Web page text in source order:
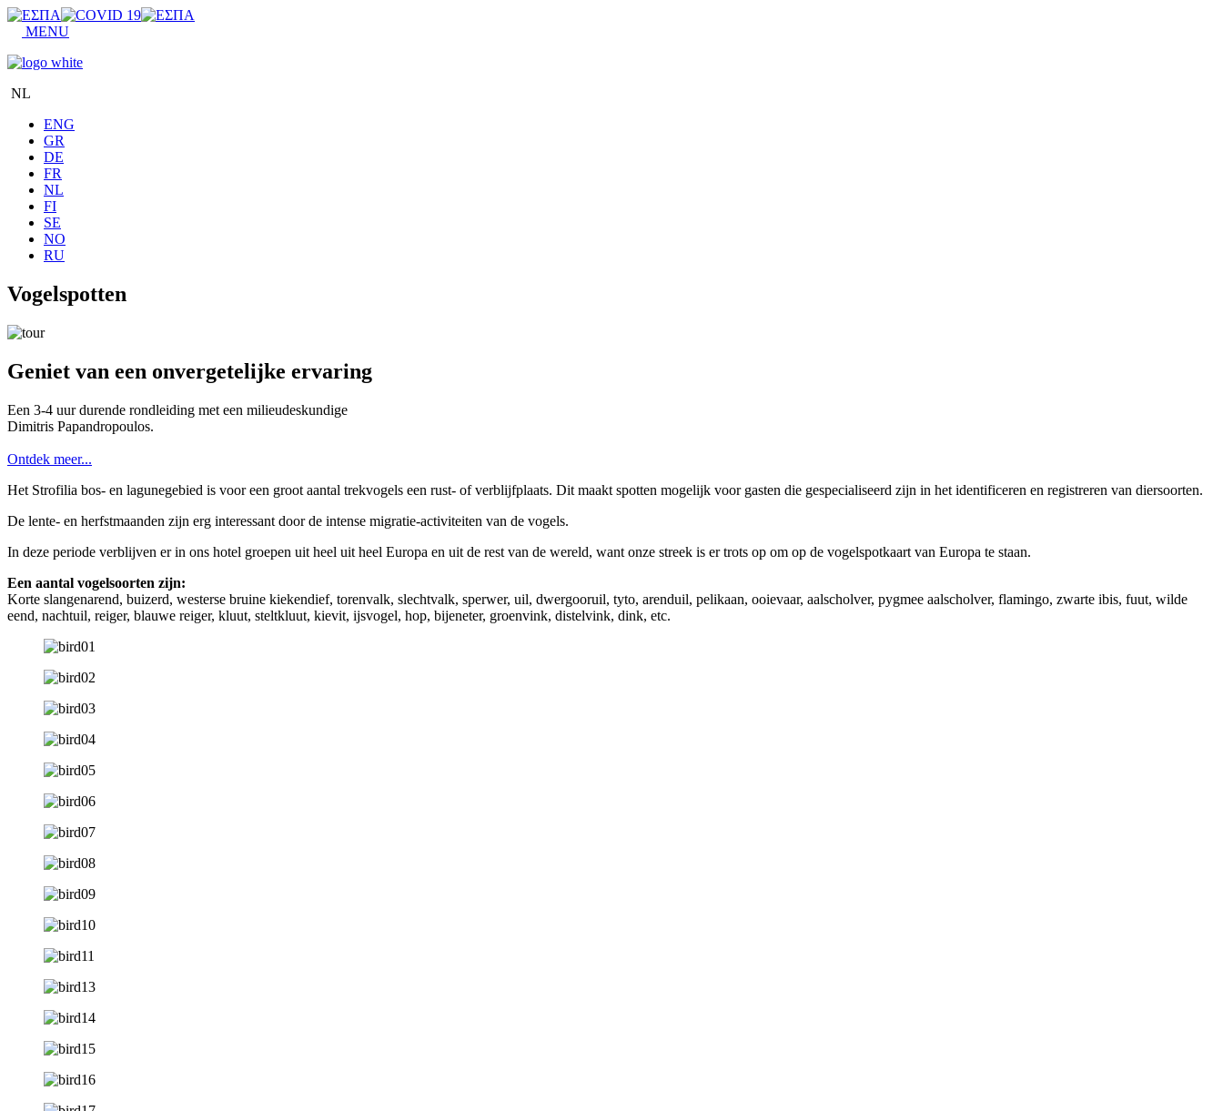
MENU
NL
ENG
GR
DE
FR
NL
FI
SE
NO
RU
Vogelspotten
Geniet van een onvergetelijke ervaring
Een 3-4 uur durende rondleiding met een milieudeskundige
Dimitris Papandropoulos.
Ontdek meer...
Het Strofilia bos- en lagunegebied is voor een groot aantal trekvogels een rust- of verblijfplaats. Dit maakt spotten mogelijk voor gasten die gespecialiseerd zijn in het identificeren en registreren van diersoorten.
De lente- en herfstmaanden zijn erg interessant door de intense migratie-activiteiten van de vogels.
In deze periode verblijven er in ons hotel groepen uit heel uit heel Europa en uit de rest van de wereld, want onze streek is er trots op om op de vogelspotkaart van Europa te staan.
Een aantal vogelsoorten zijn:
Korte slangenarend, buizerd, westerse bruine kiekendief, torenvalk, slechtvalk, sperwer, uil, dwergooruil, tyto, arenduil, pelikaan, ooievaar, aalscholver, pygmee aalscholver, flamingo, zwarte ibis, fuut, wilde
eend, nachtuil, reiger, blauwe reiger, kluut, steltkluut, kievit, ijsvogel, hop, bijeneter, groenvink, distelvink, dink, etc.